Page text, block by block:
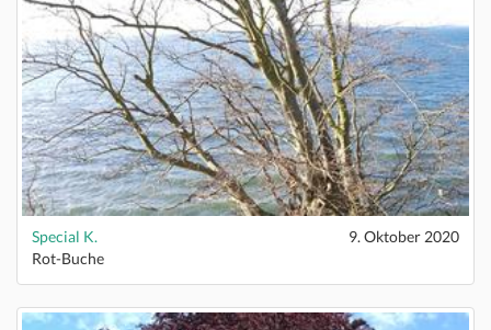
Special K.
9. Oktober 2020
Rot-Buche